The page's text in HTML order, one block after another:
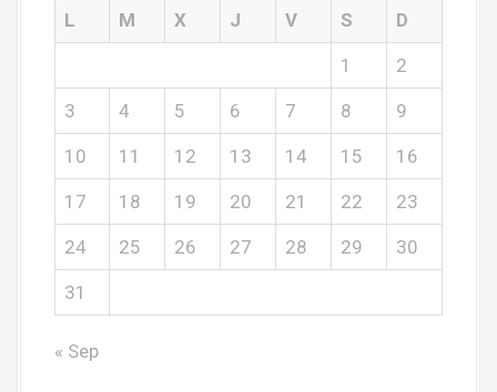
L
M X J V S D
1 2
3 4 5 6 7 8 9
10 11 12 13 14 15 16
17 18 19 20 21 22 23
24 25 26 27 28 29 30
31
« Sep